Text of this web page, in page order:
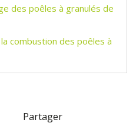
des poêles à granulés de
combustion des poêles à
Partager